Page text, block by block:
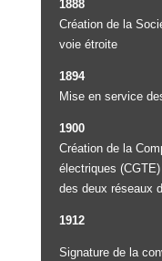
1888
Création de la
voie étroite
1894
Mise en service
1900
Création de la
électriques
des deux réseaux
1912
Signature de la